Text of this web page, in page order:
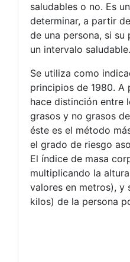
saludables o no. Es
determinar, a partir
de una persona, si su
un intervalo saludable.
Se utiliza como
principios de 1980. A
hace distinción entre
grasos y no grasos
éste es el método
el grado de riesgo
El índice de masa
multiplicando la
valores en metros), y
kilos) de la persona